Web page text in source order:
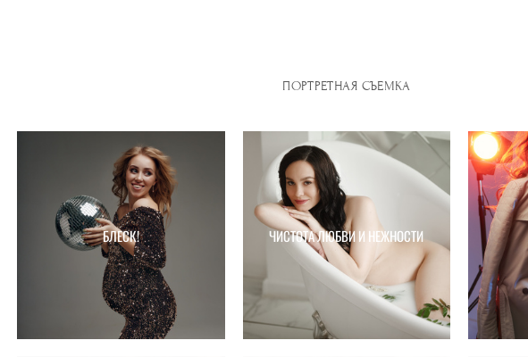
ПОРТРЕТНАЯ СЪЕМКА
БЛЕСК! ЧИСТОТА ЛЮБВИ И НЕЖНОСТИ